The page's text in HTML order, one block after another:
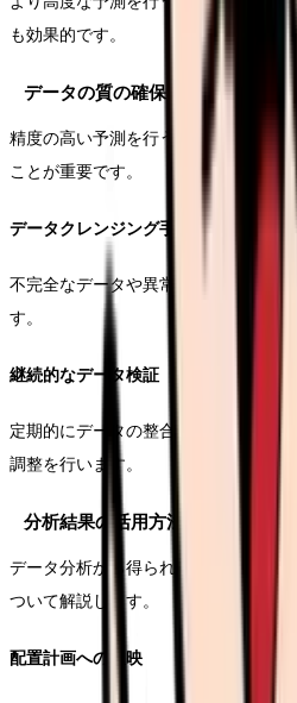
も効果的です。
データの質の確保
精度の高い予測を行うためには、入
ことが重要です。
データクレンジング手法
不完全なデータや異常値を適切に処
す。
継続的なデータ検証
定期的にデータの整合性をチェック
調整を行います。
分析結果の活用方法
データ分析から得られた知見を実際
ついて解説します。
配置計画への反映